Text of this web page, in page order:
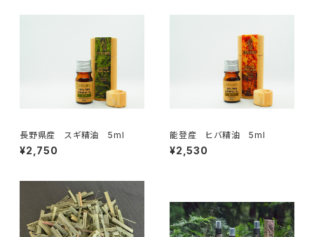
長野県産 スギ精油 5ml
¥2,750
能登産 ヒバ精油 5ml
¥2,530